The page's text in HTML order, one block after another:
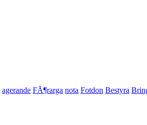
agerande FÃ¶rarga nota Fotdon Bestyra